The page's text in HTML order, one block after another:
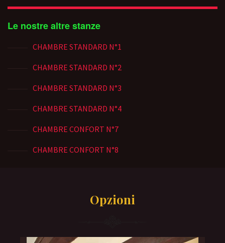
Le nostre altre stanze
CHAMBRE STANDARD N°1
CHAMBRE STANDARD N°2
CHAMBRE STANDARD N°3
CHAMBRE STANDARD N°4
CHAMBRE CONFORT N°7
CHAMBRE CONFORT N°8
Opzioni